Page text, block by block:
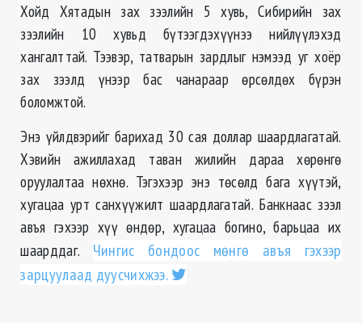
Хойд Хятадын зах зээлийн 5 хувь, Сибирийн зах
зээлийн 10 хувьд бүтээгдэхүүнээ нийлүүлэхэд
хангалттай. Тээвэр, татварын зардлыг нэмээд уг хоёр
зах зээлд үнээр бас чанараар өрсөлдөх бүрэн
боломжтой.
Энэ үйлдвэрийг барихад 30 сая доллар шаардлагатай.
Хэвийн ажиллахад таван жилийн дараа хөрөнгө
оруулалтаа нөхнө. Тэгэхээр энэ төсөлд бага хүүтэй,
хугацаа урт санхүүжилт шаардлагатай. Банкнаас зээл
авъя гэхээр хүү өндөр, хугацаа богино, барьцаа их
шаарддаг. Чингис бондоос мөнгө авъя гэхээр
зарцуулаад дуусчихжээ.